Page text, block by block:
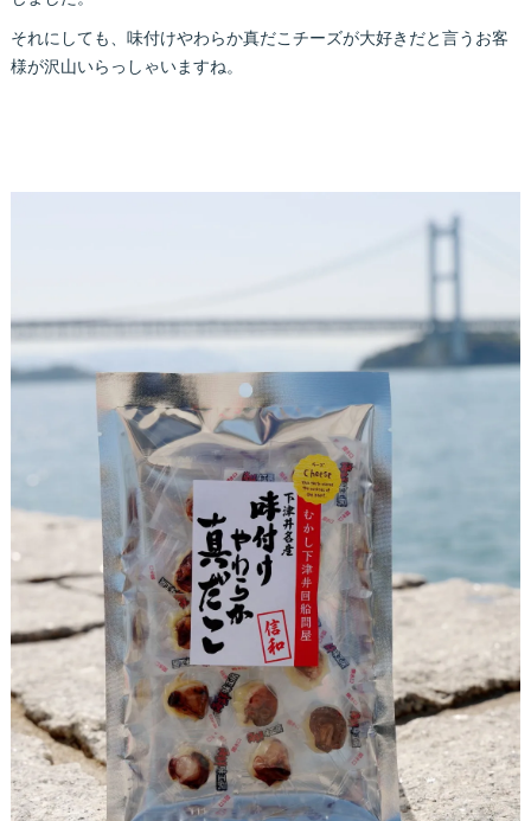
それにしても、味付けやわらか真だこチーズが大好きだと言うお客
様が沢山いらっしゃいますね。